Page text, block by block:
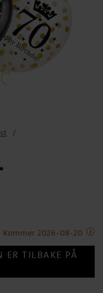
Kommer 2026-08-20
ER TILBAKE PÅ